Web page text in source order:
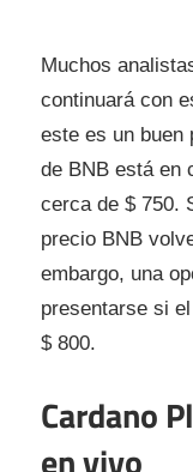
Muchos
continuará con
este es un buen
de BNB está en
cerca de $ 750.
precio BNB
embargo, una
presentarse si
$ 800.
Cardano
en vivo